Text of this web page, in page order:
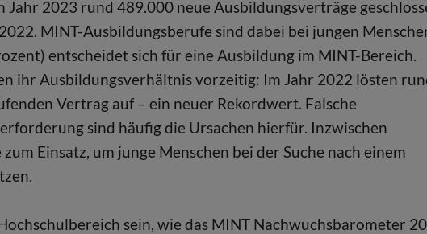
2023 rund 489.000 neue Ausbildungsverträge
MINT-Ausbildungsberufe sind dabei bei jungen
entscheidet sich für eine Ausbildung im MINT-Bereich.
ihr Ausbildungsverhältnis vorzeitig: Im Jahr 2022 lösten
Vertrag auf – ein neuer Rekordwert. Falsche
sind häufig die Ursachen hierfür. Inzwischen
Einsatz, um junge Menschen bei der Suche nach einem
sein, wie das MINT Nachwuchsbarometer